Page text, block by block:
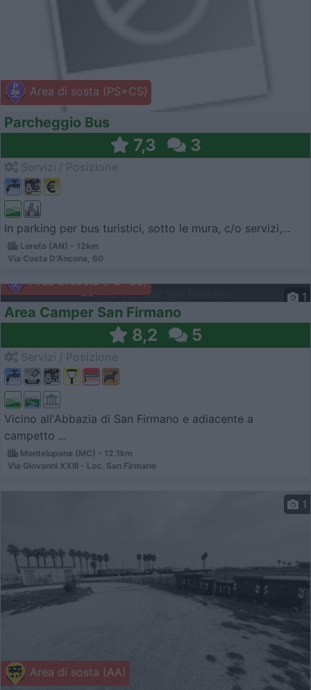
Area di sosta (PS+CS)
Parcheggio Bus
7,3 3
In parking per bus turistici, sotto le mura, c/o servizi,...
Loreto (AN) - 12km
Via Costa D'Ancona, 60
Area di sosta (PS+CS)
1
Area Camper San Firmano
8,2 5
Vicino all'Abbazia di San Firmano e adiacente a
campetto ...
Montelupone (MC) - 12.1km
Via Giovanni XXIII - Loc. San Firmano
Area di sosta (AA)
1